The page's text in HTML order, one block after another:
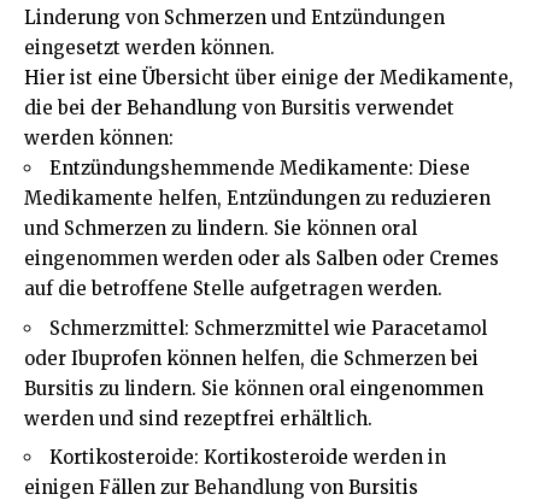
Linderung von Schmerzen und Entzündungen
eingesetzt werden können.
Hier ist eine Übersicht über einige der Medikamente,
die bei der Behandlung von Bursitis verwendet
werden können:
Entzündungshemmende Medikamente: Diese
Medikamente helfen, Entzündungen zu reduzieren
und Schmerzen zu lindern. Sie können oral
eingenommen werden oder als Salben oder Cremes
auf die betroffene Stelle aufgetragen werden.
Schmerzmittel: Schmerzmittel wie Paracetamol
oder Ibuprofen können helfen, die Schmerzen bei
Bursitis zu lindern. Sie können oral eingenommen
werden und sind rezeptfrei erhältlich.
Kortikosteroide: Kortikosteroide werden in
einigen Fällen zur Behandlung von Bursitis